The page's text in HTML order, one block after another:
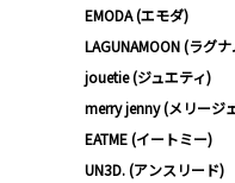
EMODA (エモダ)
LAGUNAMOON (ラグ
jouetie (ジュエティ)
merry jenny (メリージ
EATME (イートミー)
UN3D. (アンスリード)